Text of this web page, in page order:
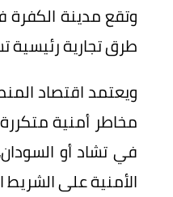
وتقع مدينة
طرق تجارية رئيسية
ويعتمد اقتصاد
مخاطر أمنية
في تشاد أو
الأمنية على